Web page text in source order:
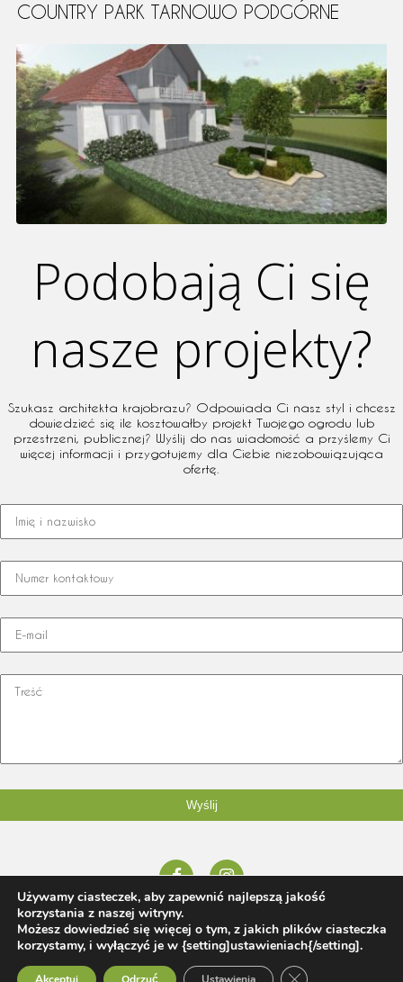
COUNTRY PARK TARNOWO PODGÓRNE
Podobają Ci się
nasze projekty?
Szukasz architekta krajobrazu? Odpowiada Ci nasz styl i chcesz
dowiedzieć się ile kosztowałby projekt Twojego ogrodu lub
przestrzeni, publicznej? Wyślij do nas wiadomość a przyślemy Ci
więcej informacji i przygotujemy dla Ciebie niezobowiązująca
ofertę.
© 2026 Honorata Jaworska tel:
| Projektowanie i zakładanie ogrodów Poznańrfstudio.pl
Projekty prywatne Projekty publiczne | Realizacje
Używamy ciasteczek, aby zapewnić najlepszą jakość
korzystania z naszej witryny.
Możesz dowiedzieć się więcej o tym, z jakich plików ciasteczka
korzystamy, i wyłączyć je w {setting]ustawieniach{/setting].
Zamknij panel